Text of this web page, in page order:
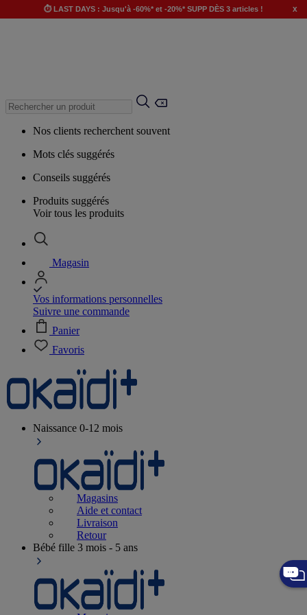
⏱️ LAST DAYS : Jusqu'à -60%* et -20%* SUPP DÈS 3 articles ! x
Nos clients recherchent souvent
Mots clés suggérés
Conseils suggérés
Produits suggérés
Voir tous les produits
Magasin
Vos informations personnelles
Suivre une commande
Panier
Favoris
Naissance 0-12 mois
Magasins
Aide et contact
Livraison
Retour
Bébé fille 3 mois - 5 ans